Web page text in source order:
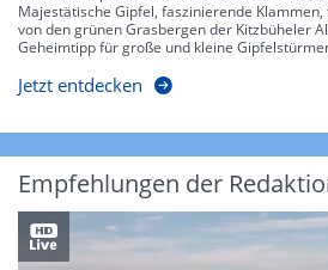
Majestätische Gipfel, faszinierende
von den grünen Grasbergen der Kitzbüheler
Geheimtipp für große und kleine
Jetzt entdecken
Empfehlungen der